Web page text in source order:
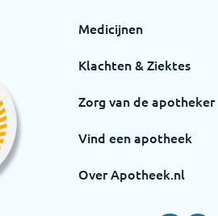
Medicijnen
Klachten & Ziektes
Zorg van de apotheker
Vind een apotheek
Over Apotheek.nl